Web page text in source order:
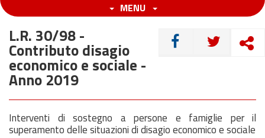
MENU
CONDIVIDI
L.R. 30/98 -
Contributo disagio
economico e sociale -
Anno 2019
Interventi di sostegno a persone e famiglie per il
superamento delle situazioni di disagio economico e sociale